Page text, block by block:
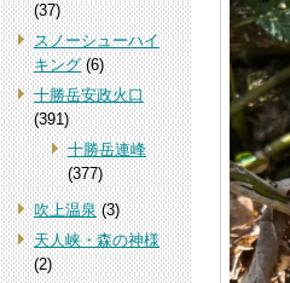
(37)
スノーシューハイ
キング(6)
十勝岳安政火口
(391)
十勝岳連峰
(377)
吹上温泉(3)
天人峡・森の神様
(2)